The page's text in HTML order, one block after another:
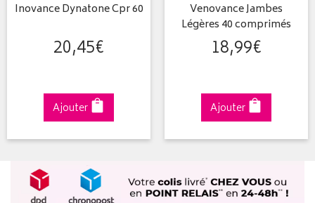
Inovance Dynatone Cpr 60
20,45€
Ajouter
Venovance Jambes
Légères 40 comprimés
18,99€
Ajouter